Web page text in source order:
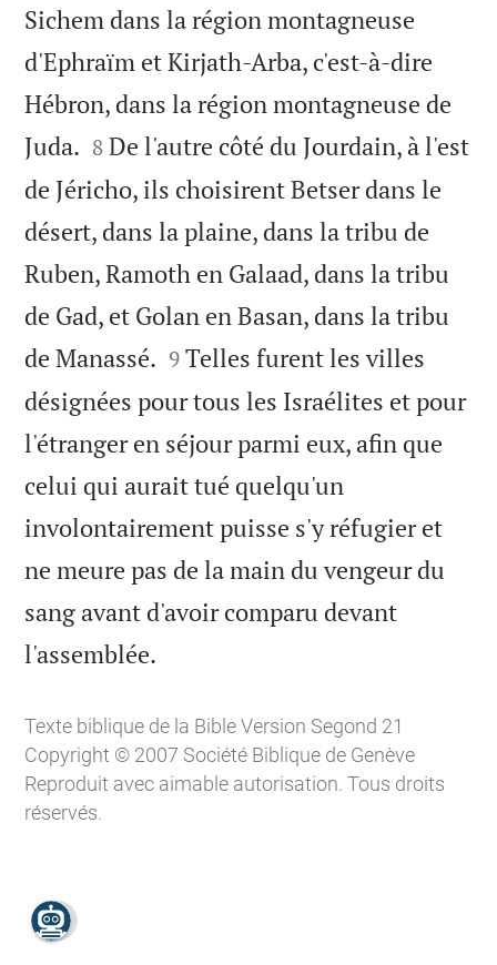
Sichem dans la région montagneuse
d'Ephraïm et Kirjath-Arba, c'est-à-dire
Hébron, dans la région montagneuse de
Juda. 

8 De l'autre côté du Jourdain, à l'est
de Jéricho, ils choisirent Betser dans le
désert, dans la plaine, dans la tribu de
Ruben, Ramoth en Galaad, dans la tribu
de Gad, et Golan en Basan, dans la tribu
de Manassé. 

9 Telles furent les villes
désignées pour tous les Israélites et pour
l'étranger en séjour parmi eux, afin que
celui qui aurait tué quelqu'un
involontairement puisse s'y réfugier et
ne meure pas de la main du vengeur du
sang avant d'avoir comparu devant
l'assemblée.
Texte biblique de la Bible Version Segond 21
Copyright © 2007 Société Biblique de Genève
Reproduit avec aimable autorisation. Tous droits
réservés.